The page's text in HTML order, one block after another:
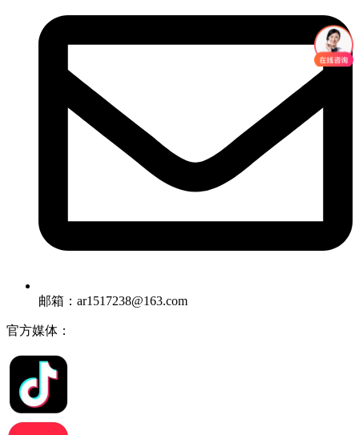
邮箱：ar1517238@163.com
官方媒体：